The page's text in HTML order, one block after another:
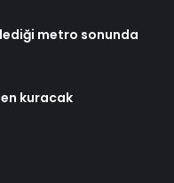
metro sonunda
kuracak